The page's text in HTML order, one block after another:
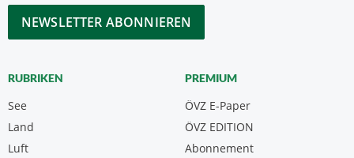
CAPTCHA
RUBRIKEN
See
Land
Luft
PREMIUM
ÖVZ E-Paper
Abonnement
ÖVZ EDITION